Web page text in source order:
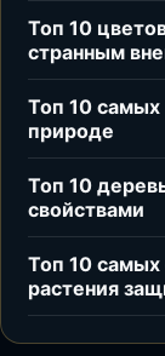
Топ 10
странным
Топ 10
природе
Топ 10
свойствами
Топ 10
растения